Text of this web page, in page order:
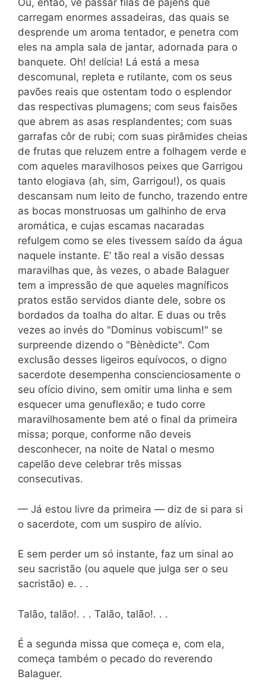
Ou, então, vê passar filas de pajens que
carregam enormes assadeiras, das quais se
desprende um aroma tentador, e penetra com
eles na ampla sala de jantar, adornada para o
banquete. Oh! delícia! Lá está a mesa
descomunal, repleta e rutilante, com os seus
pavões reais que ostentam todo o esplendor
das respectivas plumagens; com seus faisões
que abrem as asas resplandentes; com suas
garrafas côr de rubi; com suas pirâmides cheias
de frutas que reluzem entre a folhagem verde e
com aqueles maravilhosos peixes que Garrigou
tanto elogiava (ah, sim, Garrigou!), os quais
descansam num leito de funcho, trazendo entre
as bocas monstruosas um galhinho de erva
aromática, e cujas escamas nacaradas
refulgem como se eles tivessem saído da água
naquele instante. E’ tão real a visão dessas
maravilhas que, às vezes, o abade Balaguer
tem a impressão de que aqueles magníficos
pratos estão servidos diante dele, sobre os
bordados da toalha do altar. E duas ou três
vezes ao invés do "Dominus vobiscum!" se
surpreende dizendo o "Bènèdicte". Com
exclusão desses ligeiros equívocos, o digno
sacerdote desempenha conscienciosamente o
seu ofício divino, sem omitir uma linha e sem
esquecer uma genuflexão; e tudo corre
maravilhosamente bem até o final da primeira
missa; porque, conforme não deveis
desconhecer, na noite de Natal o mesmo
capelão deve celebrar três missas
consecutivas.
— Já estou livre da primeira — diz de si para si
o sacerdote, com um suspiro de alívio.
E sem perder um só instante, faz um sinal ao
seu sacristão (ou aquele que julga ser o seu
sacristão) e. . .
Talão, talão!. . . Talão, talão!. . .
É a segunda missa que começa e, com ela,
começa também o pecado do reverendo
Balaguer.